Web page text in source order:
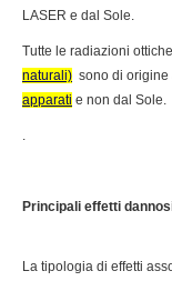
LASER e dal Sole.
Tutte le radiazioni
naturali) sono di origine
apparati e non dal Sole.
.
Principali effetti
La tipologia di effetti